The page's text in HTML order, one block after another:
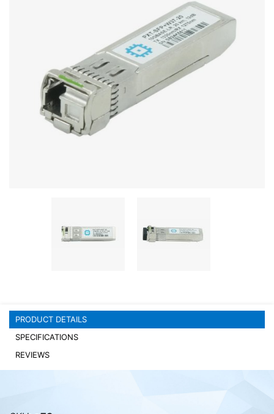
UPS Uninterruptible Power Supply
Mouses and keybords
Cooling systems
Server equipment
PRODUCT DETAILS
SPECIFICATIONS
REVIEWS